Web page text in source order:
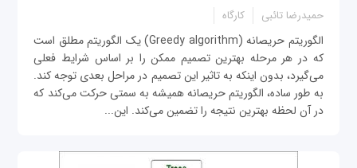
حمیدرضا تائبی کارگاه
الگوریتم حریصانه (Greedy algorithm) یک الگوریتم مطلق است
که در هر مرحله بهترین تصمیم ممکن را بر اساس شرایط فعلی
می‌گیرد، بدون اینکه به تاثیر این تصمیم در مراحل بعدی توجه کند.
به طور ساده، الگوریتم حریصانه همیشه به سمتی حرکت می‌کند که
در آن لحظه بهترین نتیجه را تضمین می‌کند. این...